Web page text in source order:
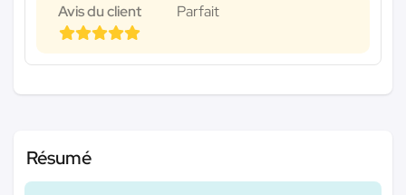
Avis du client Parfait
Résumé